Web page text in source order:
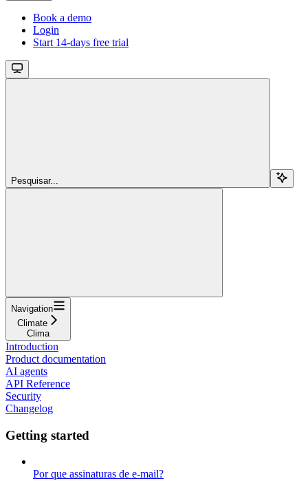
Book a demo
Login
Start 14-days free trial
Pesquisar...
Navigation
Climate
Clima
Introduction
Product documentation
AI agents
API Reference
Security
Changelog
Getting started
Por que assinaturas de e-mail?